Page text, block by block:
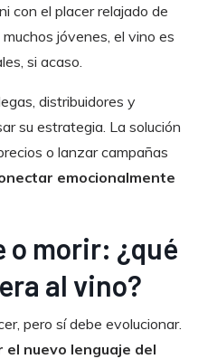
con el placer relajado de
jóvenes, el vino es
si acaso.
distribuidores y
su estrategia. La solución
o lanzar campañas
emocionalmente
o morir: ¿qué
al vino?
pero sí debe evolucionar.
el nuevo lenguaje del